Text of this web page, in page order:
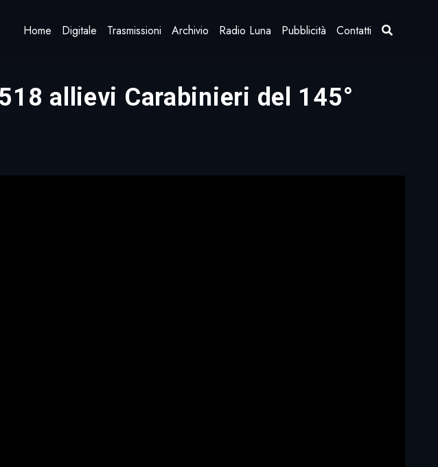
Home Digitale Trasmissioni Archivio Radio Luna Pubblicità Contatti
allievi Carabinieri del 145°